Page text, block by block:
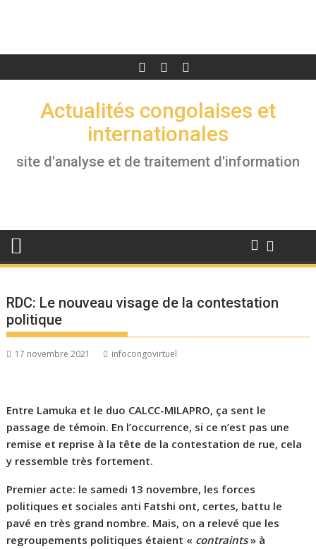
Actualités congolaises et
internationales
site d'analyse et de traitement d'information
RDC: Le nouveau visage de la contestation
politique
17 novembre 2021 infocongovirtuel
Entre Lamuka et le duo CALCC-MILAPRO, ça sent le
passage de témoin. En l’occurrence, si ce n’est pas une
remise et reprise à la tête de la contestation de rue, cela
y ressemble très fortement.
Premier acte: le samedi 13 novembre, les forces
politiques et sociales anti Fatshi ont, certes, battu le
pavé en très grand nombre. Mais, on a relevé que les
regroupements politiques étaient « contraints» à